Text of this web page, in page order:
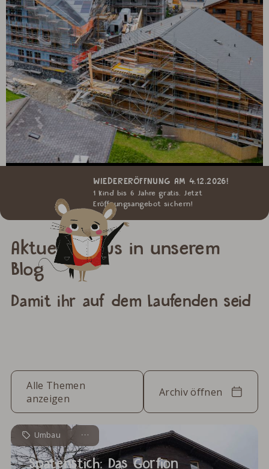
WIEDERERÖFFNUNG AM 4.12.2026!
1 Kind bis 6 Jahre gratis. Jetzt
Eröffnungsangebot sichern!
Aktuelle News in unserem
Blog
Damit ihr auf dem Laufenden seid
Alle Themen
anzeigen
Archiv öffnen
Umbau
Spatenstich: Das Gorfion